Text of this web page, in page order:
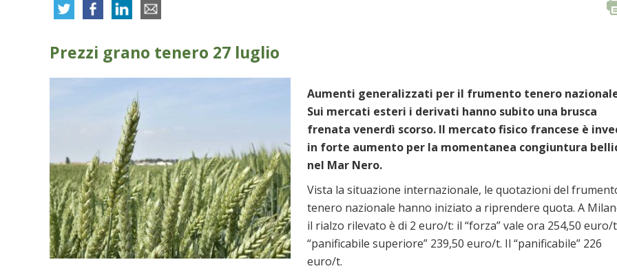
Prezzi grano tenero 27 luglio
Aumenti generalizzati per il frumento tenero
Sui mercati esteri i derivati hanno subito una brusca
frenata venerdì scorso. Il mercato fisico francese è
in forte aumento per la momentanea congiuntura
nel Mar Nero.
Vista la situazione internazionale, le quotazioni del
tenero nazionale hanno iniziato a riprendere quota. A
il rialzo rilevato è di 2 euro/t: il “forza” vale ora 254,50 euro/
“panificabile superiore” 239,50 euro/t. Il “panificabile” 226
euro/t.